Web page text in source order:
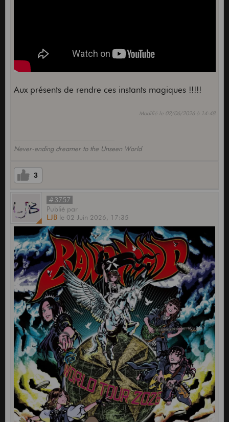
Aux présents de rendre ces instants magiques !!!!!
Modifié le 02/06/2026 à 14:48
Never-ending dreamer to the Unseen World
3
#3757
Publié par
LJB le 02 Juin 2026, 17:35